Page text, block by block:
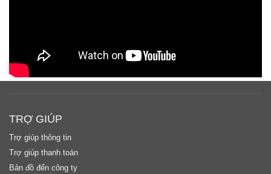
TRỢ GIÚP
Trợ giúp thông tin
Trợ giúp thanh toán
Bản đồ đến công ty